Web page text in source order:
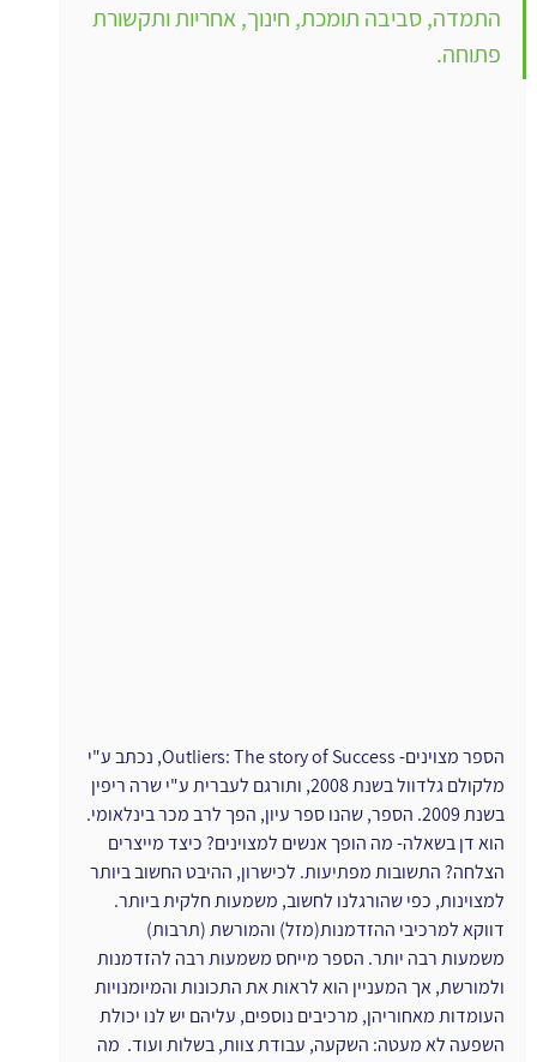
התמדה, סביבה תומכת, חינוך, אחריות ותקשורת
פתוחה.
הספר מצוינים- Outliers: The story of Success, נכתב ע"י
מלקולם גלדוול בשנת 2008, ותורגם לעברית ע"י שרה ריפין
בשנת 2009. הספר, שהנו ספר עיון, הפך לרב מכר בינלאומי.
הוא דן בשאלה- מה הופך אנשים למצוינים? כיצד מייצרים
הצלחה? התשובות מפתיעות. לכישרון, ההיבט החשוב ביותר
למצוינות, כפי שהורגלנו לחשוב, משמעות חלקית ביותר.
דווקא למרכיבי ההזדמנות(מזל) והמורשת (תרבות)
משמעות רבה יותר. הספר מייחס משמעות רבה להזדמנות
ולמורשת, אך המעניין הוא לראות את התכונות והמיומנויות
העומדות מאחוריהן, מרכיבים נוספים, עליהם יש לנו יכולת
השפעה לא מעטה: השקעה, עבודת צוות, בשלות ועוד.  מה